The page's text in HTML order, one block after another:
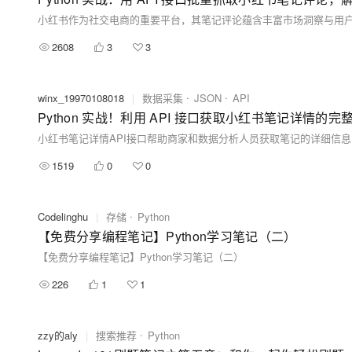
2608 3 3
winx_19970108018 | 数据采集 JSON API
Python 实战！利用 API 接口获取小红书笔记详情的完
1519 0 0
Codelinghu | 存储 Python
【免费分享编程笔记】Python学习笔记（二）
【免费分享编程笔记】Python学习笔记（二）
226
1 1
zzy的aly | 搜索推荐 Python